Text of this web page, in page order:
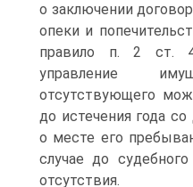
о заключении
опеки и
правило п. 2 ст.
управление
отсутствующего
до истечения года
о месте его
случае до
отсутствия.